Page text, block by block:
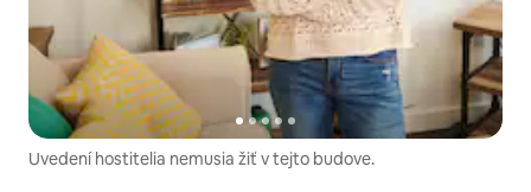
Uvedení hostitelia nemusia žiť v tejto budove.